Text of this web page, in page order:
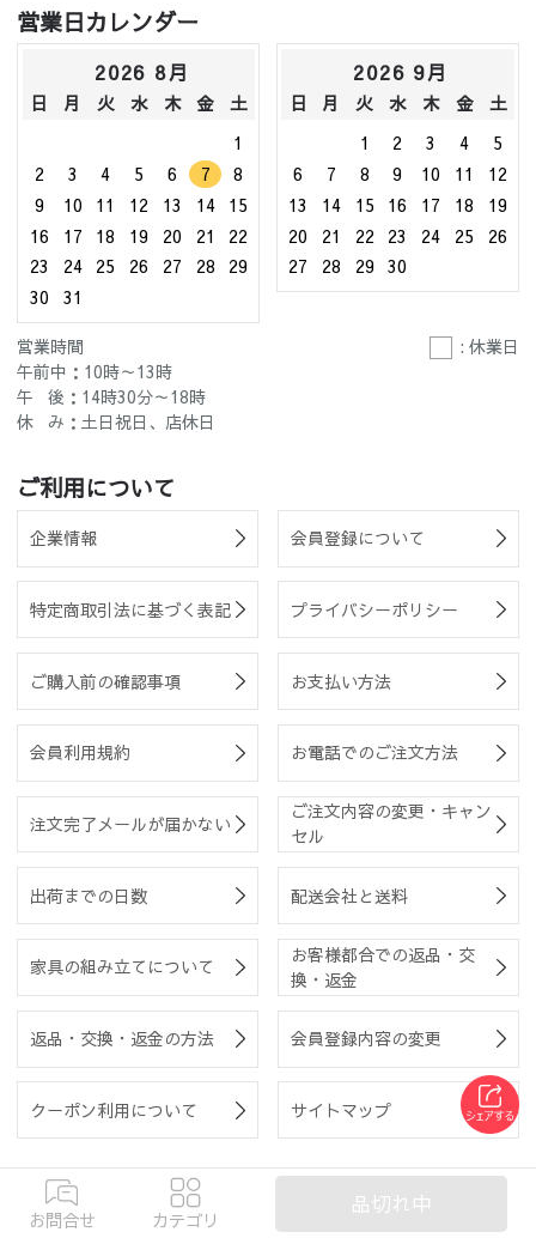
営業日カレンダー
2026 8月
日 月 火 水 木 金
土
1
2
3 4 5 6 7
8
9
10 11 12 13 14
15
16
17 18 19 20 21
22
23
24 25 26 27 28
29
30
31
2026 9月
日 月 火 水 木 金
土
1
2 3 4
5
6
7 8 9 10 11
12
13
14 15 16 17 18
19
20
21 22 23 24 25
26
27
28 29 30
営業時間
: 休業日
午前中：10時～13時
午 後：14時30分～18時
休 み：土日祝日、店休日
ご利用について
企業情報 会員登録について
特定商取引法に基づく表記 プライバシーポリシー
ご購入前の確認事項 お支払い方法
会員利用規約 お電話でのご注文方法
注文完了メールが届かない
ご注文内容の変更・キャン
セル
出荷までの日数 配送会社と送料
家具の組み立てについて
お客様都合での返品・交
換・返金
返品・交換・返金の方法 会員登録内容の変更
クーポン利用について サイトマップ
企業情報 特定商取引法に基づく表記|プライバシーポリシー|
お問合せ カテゴリ
品切れ中